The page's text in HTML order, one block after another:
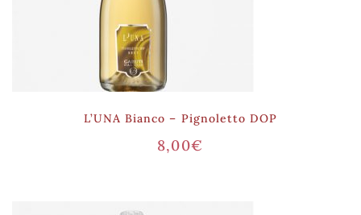
L’UNA Bianco – Pignoletto DOP
8,00€